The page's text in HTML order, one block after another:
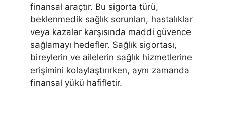
finansal araçtır. Bu sigorta türü,
beklenmedik sağlık sorunları, hastalıklar
veya kazalar karşısında maddi güvence
sağlamayı hedefler. Sağlık sigortası,
bireylerin ve ailelerin sağlık hizmetlerine
erişimini kolaylaştırırken, aynı zamanda
finansal yükü hafifletir.